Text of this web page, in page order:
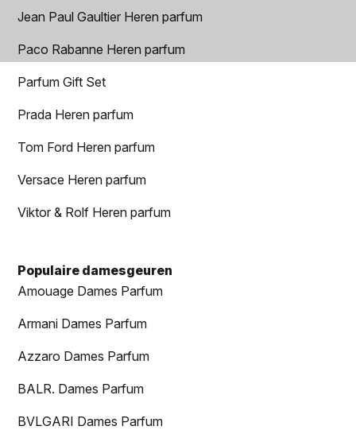
Jean Paul Gaultier Heren parfum
Paco Rabanne Heren parfum
Parfum Gift Set
Prada Heren parfum
Tom Ford Heren parfum
Versace Heren parfum
Viktor & Rolf Heren parfum
Populaire damesgeuren
Amouage Dames Parfum
Armani Dames Parfum
Azzaro Dames Parfum
BALR. Dames Parfum
BVLGARI Dames Parfum